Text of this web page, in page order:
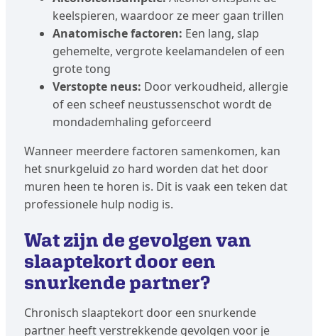
keelspieren, waardoor ze meer gaan trillen
Anatomische factoren: Een lang, slap
gehemelte, vergrote keelamandelen of een
grote tong
Verstopte neus: Door verkoudheid, allergie
of een scheef neustussenschot wordt de
mondademhaling geforceerd
Wanneer meerdere factoren samenkomen, kan
het snurkgeluid zo hard worden dat het door
muren heen te horen is. Dit is vaak een teken dat
professionele hulp nodig is.
Wat zijn de gevolgen van
slaaptekort door een
snurkende partner?
Chronisch slaaptekort door een snurkende
partner heeft verstrekkende gevolgen voor je